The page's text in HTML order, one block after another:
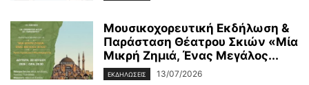
Μουσικοχορευτική Εκδήλωση &
Παράσταση Θέατρου Σκιών «Μία
Μικρή Ζημιά, Ένας Μεγάλος...
ΕΚΔΗΛΩΣΕΙΣ 13/07/2026